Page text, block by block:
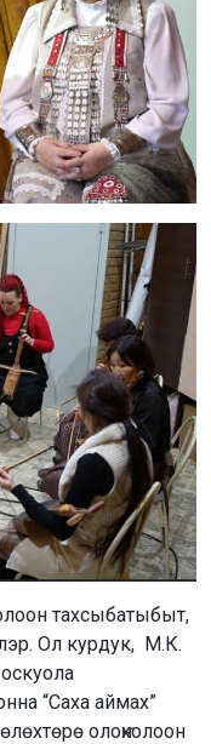
тахсыбатыбыт,
Ол курдук, М.К.
“Саха аймах”
олоҥхолоон